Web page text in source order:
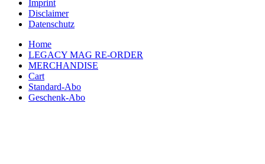
Imprint
Disclaimer
Datenschutz
Home
LEGACY MAG RE-ORDER
MERCHANDISE
Cart
Standard-Abo
Geschenk-Abo